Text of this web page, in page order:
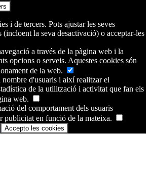
i de tercers. Pots ajustar les seves
(incloent la seva desactivació) o acceptar-les
a través de la pàgina web i la
opcions o serveis. Aquestes cookies són
de la web.
d'usuaris i així realitzar el
de la utilització i activitat que fan els
web.
del comportament dels usuaris
publicitat en funció de la mateixa.
Accepto les cookies